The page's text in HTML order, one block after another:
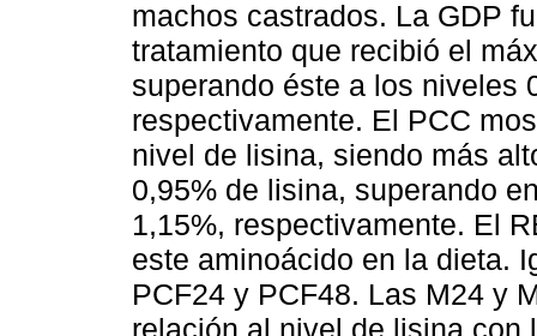
machos castrados. La GDP
tratamiento que recibió el
superando éste a los niveles
respectivamente. El PCC
nivel de lisina, siendo más
0,95% de lisina, superando
1,15%, respectivamente. El
este aminoácido en la dieta.
PCF24 y PCF48. Las M24 y
relación al nivel de lisina con